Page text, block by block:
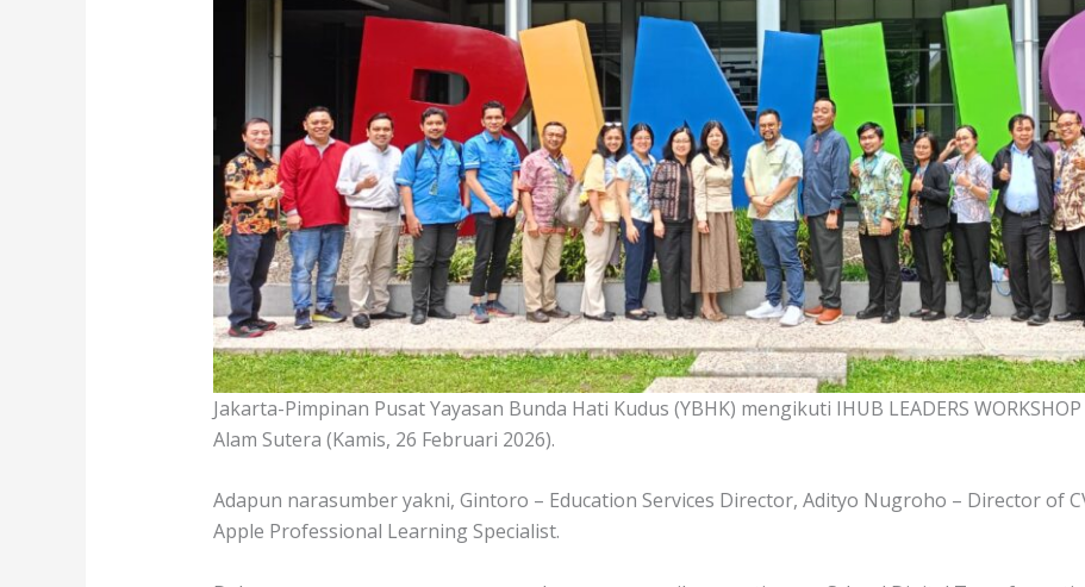
Jakarta-Pimpinan Pusat Yayasan Bunda Hati Kudus (YBHK) mengikuti IHUB LEADERS
Alam Sutera (Kamis, 26 Februari 2026).
Adapun narasumber yakni, Gintoro – Education Services Director, Adityo Nugroho – Director of
Apple Professional Learning Specialist.